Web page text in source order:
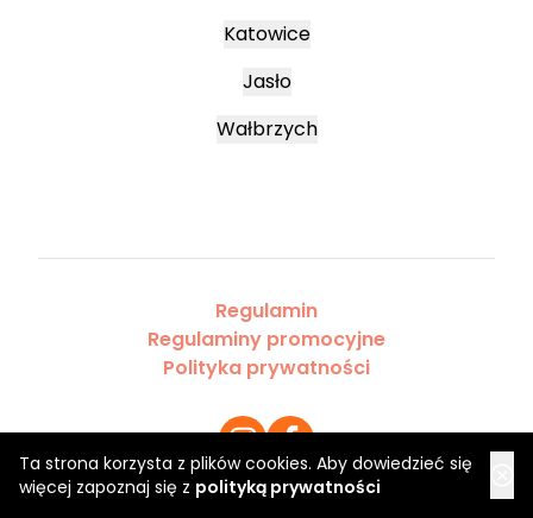
Ta strona korzysta z plików cookies. Aby dowiedzieć się
więcej zapoznaj się z polityką prywatności
Katowice
Jasło
Wałbrzych
Regulamin
Regulaminy promocyjne
Polityka prywatności